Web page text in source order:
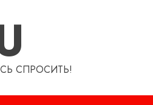
СПРОСИТЬ!